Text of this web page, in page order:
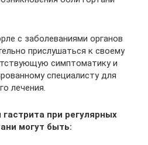
с заболеваниями органов
прислушаться к своему
симптоматику и
специалисту для
лечения.
при регулярных
могут быть: